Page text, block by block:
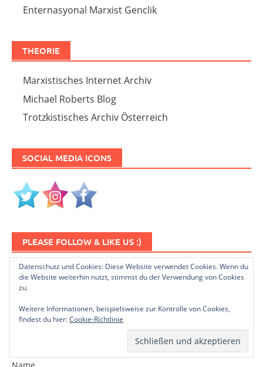
Enternasyonal Marxist Genclik
THEORIE
Marxistisches Internet Archiv
Michael Roberts Blog
Trotzkistisches Archiv Österreich
SOCIAL MEDIA ICONS
PLEASE FOLLOW & LIKE US :)
NEWSLETTER ABONNIEREN
Datenschutz und Cookies: Diese Website verwendet Cookies. Wenn du
die Website weiterhin nutzt, stimmst du der Verwendung von Cookies
zu.
Weitere Informationen, beispielsweise zur Kontrolle von Cookies,
findest du hier:Cookie-Richtlinie